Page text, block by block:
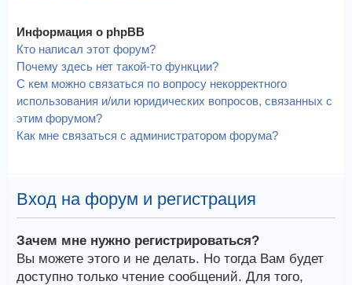
Информация о phpBB
Кто написал этот форум?
Почему здесь нет такой-то функции?
С кем можно связаться по вопросу некорректного
использования и/или юридических вопросов, связанных с
этим форумом?
Как мне связаться с администратором форума?
Вход на форум и регистрация
Зачем мне нужно регистрироваться?
Вы можете этого и не делать. Но тогда Вам будет
доступно только чтение сообщений. Для того,